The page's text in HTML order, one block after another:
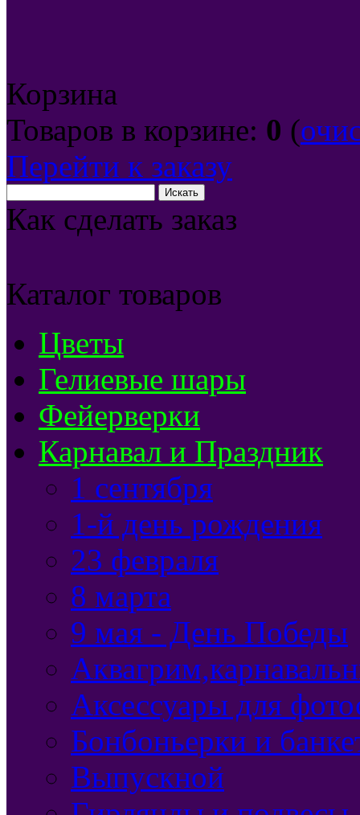
Корзина
Товаров в корзине: 0 (
Перейти к заказу
Как сделать заказ
Каталог товаров
Цветы
Гелиевые шары
Фейерверки
Карнавал и Праздник
1 сентября
1-й день рождения
23 февраля
8 марта
9 мая - День Победы
Аксессуары для
Бонбоньерки и
Выпускной